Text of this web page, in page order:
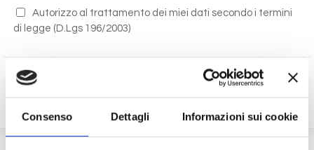
Consenso Dettagli Informazioni sui cookie
Autorizzo al trattamento dei miei dati secondo i termini
di legge (D.Lgs 196/2003)